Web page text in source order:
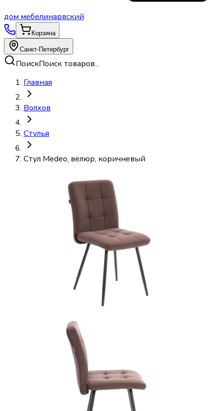
дом мебелинарвский
Корзина
Санкт-Петербург
ПоискПоиск товаров...
Главная
Волхов
Стулья
Стул Medeo, велюр, коричневый